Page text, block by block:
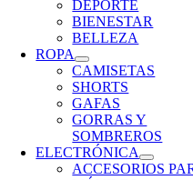
DEPORTE
BIENESTAR
BELLEZA
ROPA
CAMISETAS
SHORTS
GAFAS
GORRAS Y
SOMBREROS
ELECTRÓNICA
ACCESORIOS